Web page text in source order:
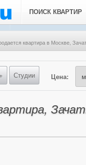
ПОИСК КВАРТИР
квартира в Москве,
Студии Цена: